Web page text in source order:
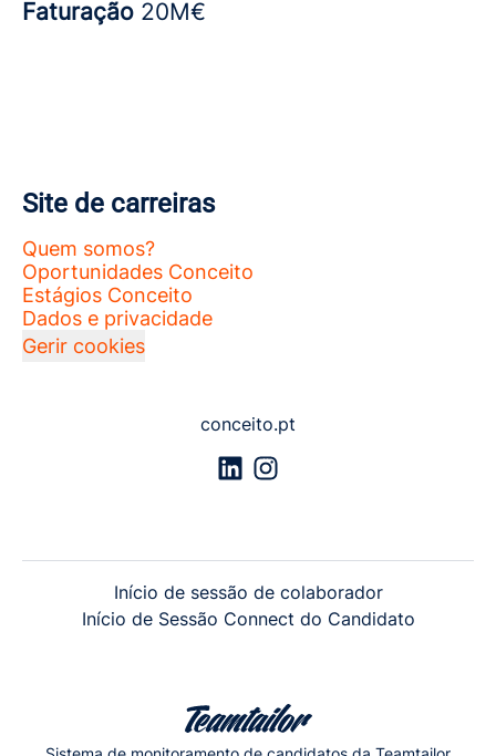
Faturação 20M€
Site de carreiras
Quem somos?
Oportunidades Conceito
Estágios Conceito
Dados e privacidade
Gerir cookies
conceito.pt
Início de sessão de colaborador
Início de Sessão Connect do Candidato